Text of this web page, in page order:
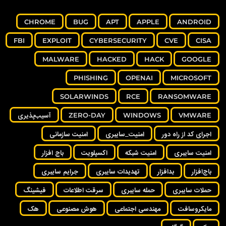
ANDROID
APPLE
APT
BUG
CHROME
CISA
CVE
CYBERSECURITY
EXPLOIT
FBI
GOOGLE
HACK
HACKED
MALWARE
MICROSOFT
OPENAI
PHISHING
RANSOMWARE
RCE
SOLARWINDS
VMWARE
WINDOWS
ZERO-DAY آسیب‌پذیری
اجرای کد از راه دور امنیت_سایبری امنیت سازمانی
امنیت سایبری امنیت شبکه اکسپلویت باج افزار
باج‌افزار بدافزار تهدیدات سایبری جرایم سایبری
حملات سایبری حمله سایبری سرقت اطلاعات فیشینگ
مایکروسافت مهندسی اجتماعی هوش مصنوعی هک